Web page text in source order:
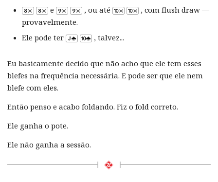
e
, ou até
, com flush draw —
provavelmente.
Ele pode ter
, talvez...
Eu basicamente decido que não acho que ele tem esses
blefes na frequência necessária. E pode ser que ele nem
blefe com eles.
Então penso e acabo foldando. Fiz o fold correto.
Ele ganha o pote.
Ele não ganha a sessão.